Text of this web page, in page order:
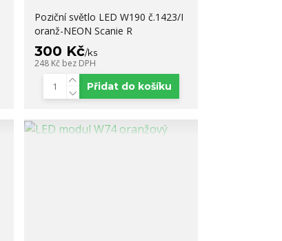
Poziční světlo LED W190 č.1423/I
oranž-NEON Scanie R
300 Kč/ks
248 Kč bez DPH
Přidat do košíku